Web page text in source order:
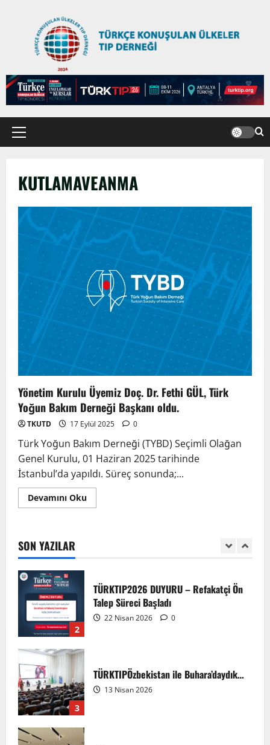
KUTLAMAVEANMA
Yönetim Kurulu Üyemiz Doç. Dr. Fethi GÜL, Türk
Yoğun Bakım Derneği Başkanı oldu.
TKUTD 17 Eylül 2025 0
Türk Yoğun Bakım Derneği (TYBD) Seçimli Olağan
Genel Kurulu, 01 Haziran 2025 tarihinde
İstanbul’da yapıldı. Süreç sonunda;...
Devamını Oku
SON YAZILAR
2
Talep Süreci Başladı
22 Nisan 2026
TÜRKTIPÖzbekistan ile Buhara’daydık…
13 Nisan 2026
4
TÜRKTIP Kosova ile balkanlardaydık…
8 Nisan 2026
5
Prizren’de toplandı…
2 Nisan 2026
1
Birliği Zirvesi – Ağrı Tedavisinde
2
TÜRKTIP2026 DUYURU – Refakatçi Ön
Talep Süreci Başladı
22 Nisan 2026 0
3
TÜRKTIPÖzbekistan ile Buhara’daydık…
13 Nisan 2026